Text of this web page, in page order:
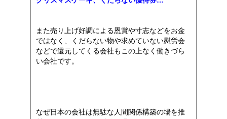
また売り上げ好調による恩賞や寸志などをお金
ではなく、くだらない物や求めていない慰労会
などで還元してくる会社もこの上なく働きづら
い会社です。
なぜ日本の会社は無駄な人間関係構築の場を推